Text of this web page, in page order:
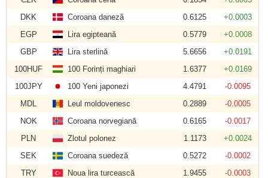
DKK
Coroana daneză 0.6125
+0.0003
EGP
Lira egipteană 0.5779
+0.0008
GBP
Lira sterlină 5.6656
+0.0191
100HUF
100 Forinți maghiari 1.6377
+0.0169
100JPY
100 Yeni japonezi 4.4791
-0.0095
MDL
Leul moldovenesc 0.2889
-0.0005
NOK
Coroana norvegiană 0.6165
-0.0017
PLN
Zlotul polonez 1.1173
+0.0024
SEK
Coroana suedeză 0.5272
-0.0002
TRY
Noua lira turcească 1.9455
-0.0003